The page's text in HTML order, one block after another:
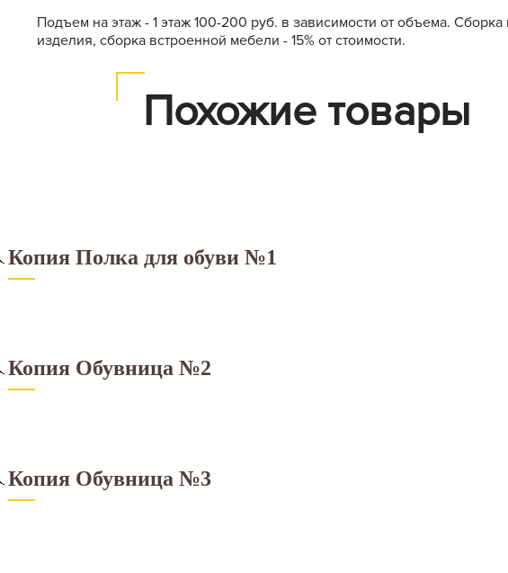
Подъем на этаж - 1 этаж 100-200 руб. в зависимости от объема. Сборка
изделия, сборка встроенной мебели - 15% от стоимости.
Похожие товары
Копия Полка для обуви №1
Копия Обувница №2
Копия Обувница №3